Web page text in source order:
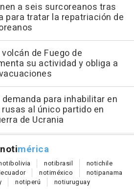
a seis surcoreanos tras
para tratar la repatriación de
de Fuego de
su actividad y obliga a
para inhabilitar en
al único partido en
de Ucrania
notimérica
bolivia notibrasil notichile
ecuador notiméxico notipanama
notiperú notiuruguay